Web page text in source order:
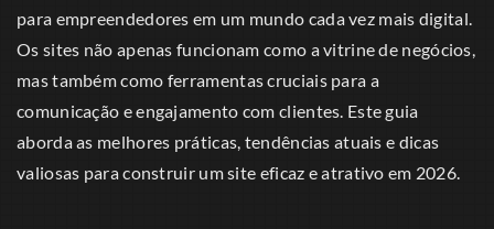
para empreendedores em um mundo cada vez mais digital.
Os sites não apenas funcionam como a vitrine de negócios,
mas também como ferramentas cruciais para a
comunicação e engajamento com clientes. Este guia
aborda as melhores práticas, tendências atuais e dicas
valiosas para construir um site eficaz e atrativo em 2026.